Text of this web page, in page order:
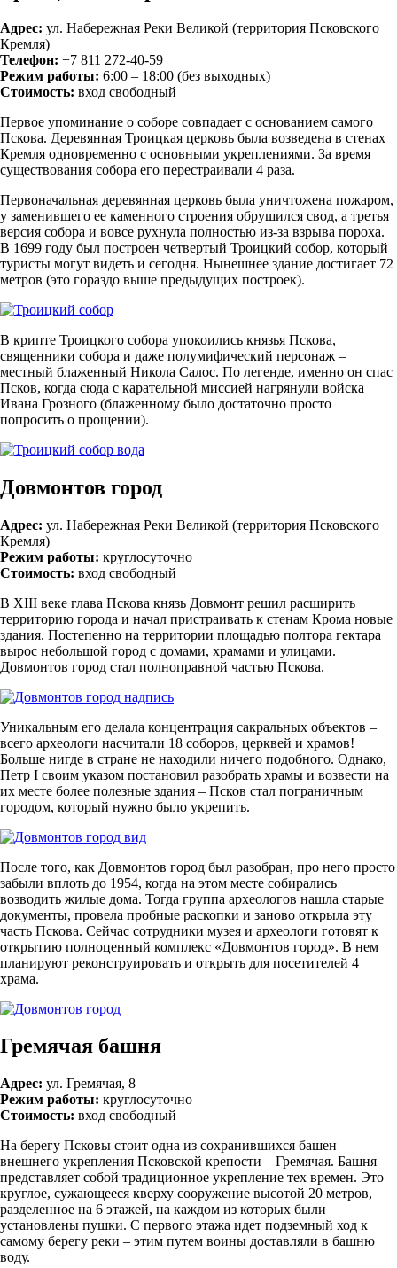
Адрес: ул. Набережная Реки Великой (территория Псковского
Кремля)
Телефон: +7 811 272-40-59
Режим работы: 6:00 – 18:00 (без выходных)
Стоимость: вход свободный
Первое упоминание о соборе совпадает с основанием самого
Пскова. Деревянная Троицкая церковь была возведена в стенах
Кремля одновременно с основными укреплениями. За время
существования собора его перестраивали 4 раза.
Первоначальная деревянная церковь была уничтожена пожаром,
у заменившего ее каменного строения обрушился свод, а третья
версия собора и вовсе рухнула полностью из-за взрыва пороха.
В 1699 году был построен четвертый Троицкий собор, который
туристы могут видеть и сегодня. Нынешнее здание достигает 72
метров (это гораздо выше предыдущих построек).
В крипте Троицкого собора упокоились князья Пскова,
священники собора и даже полумифический персонаж –
местный блаженный Никола Салос. По легенде, именно он спас
Псков, когда сюда с карательной миссией нагрянули войска
Ивана Грозного (блаженному было достаточно просто
попросить о прощении).
Довмонтов город
Адрес: ул. Набережная Реки Великой (территория Псковского
Кремля)
Режим работы: круглосуточно
Стоимость: вход свободный
В XIII веке глава Пскова князь Довмонт решил расширить
территорию города и начал пристраивать к стенам Крома новые
здания. Постепенно на территории площадью полтора гектара
вырос небольшой город с домами, храмами и улицами.
Довмонтов город стал полноправной частью Пскова.
Уникальным его делала концентрация сакральных объектов –
всего археологи насчитали 18 соборов, церквей и храмов!
Больше нигде в стране не находили ничего подобного. Однако,
Петр І своим указом постановил разобрать храмы и возвести на
их месте более полезные здания – Псков стал пограничным
городом, который нужно было укрепить.
После того, как Довмонтов город был разобран, про него просто
забыли вплоть до 1954, когда на этом месте собирались
возводить жилые дома. Тогда группа археологов нашла старые
документы, провела пробные раскопки и заново открыла эту
часть Пскова. Сейчас сотрудники музея и археологи готовят к
открытию полноценный комплекс «Довмонтов город». В нем
планируют реконструировать и открыть для посетителей 4
храма.
Гремячая башня
Адрес: ул. Гремячая, 8
Режим работы: круглосуточно
Стоимость: вход свободный
На берегу Псковы стоит одна из сохранившихся башен
внешнего укрепления Псковской крепости – Гремячая. Башня
представляет собой традиционное укрепление тех времен. Это
круглое, сужающееся кверху сооружение высотой 20 метров,
разделенное на 6 этажей, на каждом из которых были
установлены пушки. С первого этажа идет подземный ход к
самому берегу реки – этим путем воины доставляли в башню
воду.